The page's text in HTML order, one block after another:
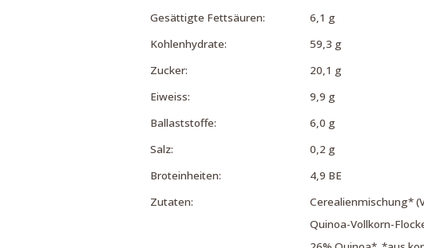
Gesättigte Fettsäuren:
6,1 g
Kohlenhydrate:
59,3 g
Zucker:
20,1 g
Eiweiss:
9,9 g
Ballaststoffe:
6,0 g
Salz:
0,2 g
Broteinheiten:
4,9 BE
Zutaten:
Cerealienmischung*
Quinoa-Vollkorn-